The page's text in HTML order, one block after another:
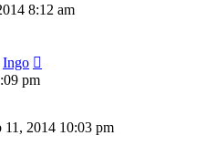
8:12 am
Ingo
pm
11, 2014 10:03 pm